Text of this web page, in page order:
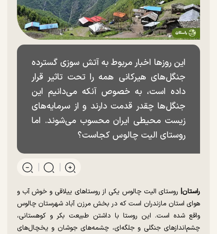
این روزها اخبار مربوط به آتش سوزی گسترده
جنگل‌های هیرکانی همه را تحت تاثیر قرار
داده است، به خصوص آنکه می‌دانیم این
جنگل‌ها چقدر قدمت دارند و از سرمایه‌های
زیست محیطی ایران محسوب می‌شوند. اما
روستای الیت چالوس کجاست؟
راستان| روستای الیت چالوس یکی از روستا‌های ییلاقی و خوش آب و
هوای استان مازندران است که در بخش مرزن آباد شهرستان چالوس
واقع شده است. این روستا با داشتن طبیعت بکر و کوهستانی،
چشم‌انداز‌های جنگلی و جلگه‌ای، چشمه‌های جوشان و یخچال‌های